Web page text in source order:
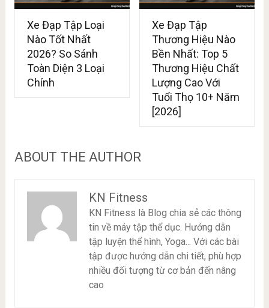
Xe Đạp Tập Loại
Nào Tốt Nhất
2026? So Sánh
Toàn Diện 3 Loại
Chính
Xe Đạp Tập
Thương Hiệu Nào
Bền Nhất: Top 5
Thương Hiệu Chất
Lượng Cao Với
Tuổi Thọ 10+ Năm
[2026]
ABOUT THE AUTHOR
KN Fitness
KN Fitness là Blog chia sẻ các thông
tin về máy tập thể dục. Hướng dẫn
tập luyện thể hình, Yoga... Với các bài
tập được hướng dẫn chi tiết, phù hợp
nhiều đối tượng từ cơ bản đến nâng
cao